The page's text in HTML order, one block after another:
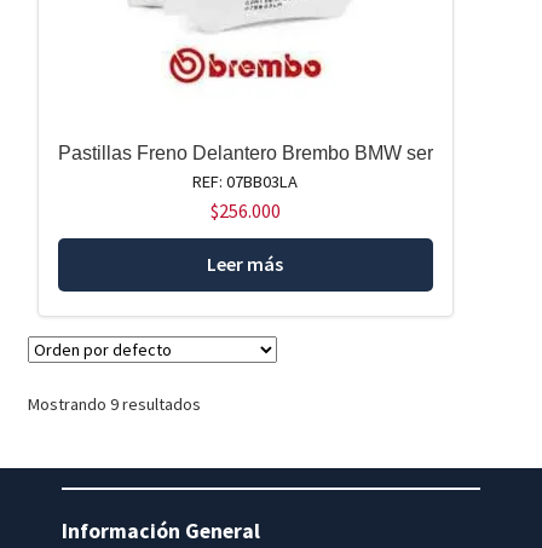
Pastillas Freno Delantero Brembo BMW ser
REF: 07BB03LA
$256.000
Leer más
Mostrando 9 resultados
Información General